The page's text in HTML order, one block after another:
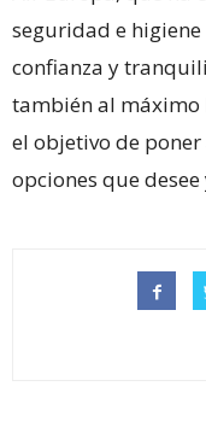
seguridad e
confianza y
también al máximo
el objetivo de
opciones que